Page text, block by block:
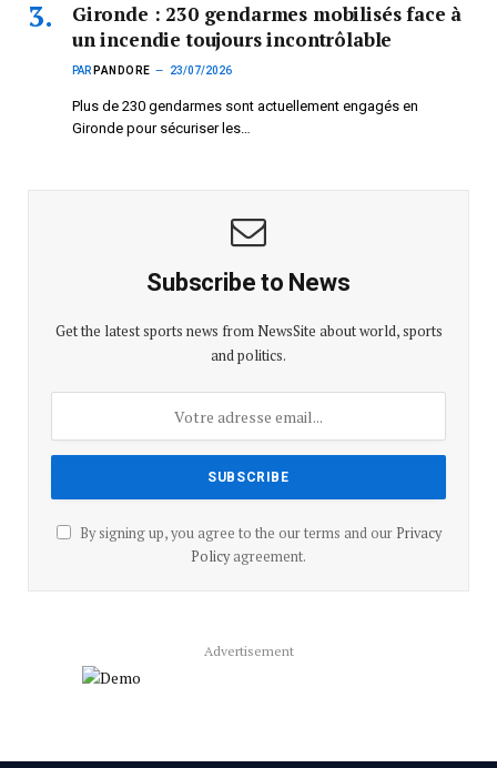
Gironde : 230 gendarmes mobilisés face à
un incendie toujours incontrôlable
PAR PANDORE 23/07/2026
Plus de 230 gendarmes sont actuellement engagés en
Gironde pour sécuriser les…
Subscribe to News
Get the latest sports news from NewsSite about world, sports
and politics.
By signing up, you agree to the our terms and our Privacy
Policyagreement.
Advertisement